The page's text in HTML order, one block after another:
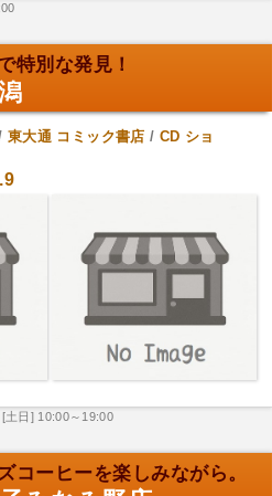
特別な発見！
東大通 コミック書店 / CD ショ
[土日] 10:00～19:00
コーヒーを楽しみながら。